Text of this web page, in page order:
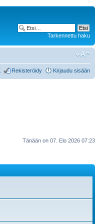
Tarkennettu haku
Rekisteröidy Kirjaudu sisään
Tänään on 07. Elo 2026 07:23